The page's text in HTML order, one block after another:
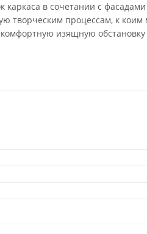
каркаса в сочетании с
творческим процессам, к
изящную